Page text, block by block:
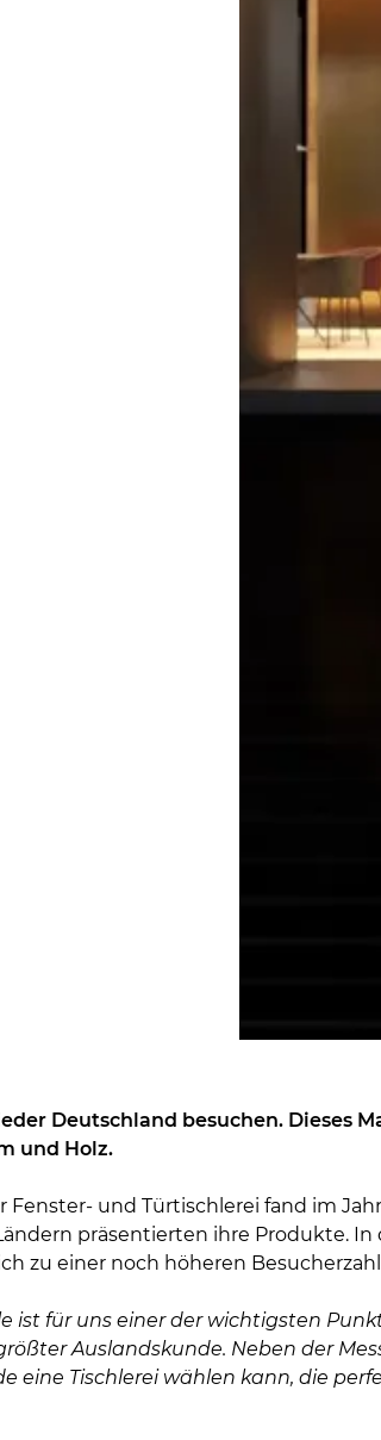
Deutschland besuchen. Dieses
und Holz.
und Türtischlerei fand im
präsentierten ihre Produkte.
zu einer noch höheren
ist für uns einer der wichtigsten
Auslandskunde. Neben der
Tischlerei wählen kann, die